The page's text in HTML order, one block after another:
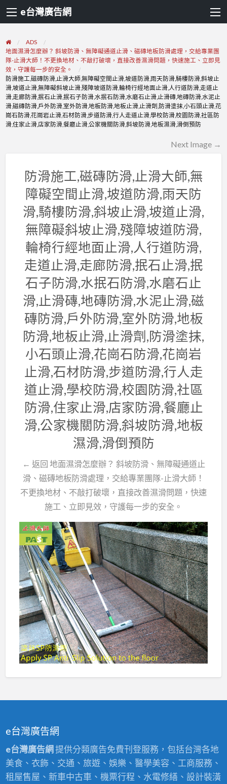
e台灣廣告網
ADS
地面濕滑怎麼辦？ 斜坡防滑、無障礙通道止滑、磁磚地板防滑處理，交給專業團
隊-止滑大師！不更換地材、不敲打破壞，直接改善濕滑問題，快速施工、立即見
效，守護每一步的安全。
防滑施工,磁磚防滑,止滑大師,無障礙空間止滑,坡道防滑,雨天防滑,騎樓防滑,斜坡止
滑,坡道止滑,無障礙斜坡止滑,殘障坡道防滑,輪椅行經地面止滑,人行道防滑,走道止
滑,走廊防滑,抿石止滑,抿石子防滑,水抿石防滑,水磨石止滑,止滑磚,地磚防滑,水泥止
滑,磁磚防滑,戶外防滑,室外防滑,地板防滑,地板止滑,止滑劑,防滑塗抹,小石頭止滑,花
崗石防滑,花崗岩止滑,石材防滑,步道防滑,行人走道止滑,學校防滑,校園防滑,社區防
滑,住家止滑,店家防滑,餐廳止滑,公家機關防滑,斜坡防滑,地板濕滑,滑倒預防
Next Image →
防滑施工,磁磚防滑,止滑大師,無
障礙空間止滑,坡道防滑,雨天防
滑,騎樓防滑,斜坡止滑,坡道止滑,
無障礙斜坡止滑,殘障坡道防滑,
輪椅行經地面止滑,人行道防滑,
走道止滑,走廊防滑,抿石止滑,抿
石子防滑,水抿石防滑,水磨石止
滑,止滑磚,地磚防滑,水泥止滑,磁
磚防滑,戶外防滑,室外防滑,地板
防滑,地板止滑,止滑劑,防滑塗抹,
小石頭止滑,花崗石防滑,花崗岩
止滑,石材防滑,步道防滑,行人走
道止滑,學校防滑,校園防滑,社區
防滑,住家止滑,店家防滑,餐廳止
滑,公家機關防滑,斜坡防滑,地板
濕滑,滑倒預防
← 返回 地面濕滑怎麼辦？ 斜坡防滑、無障礙通道止
滑、磁磚地板防滑處理，交給專業團隊-止滑大師！
不更換地材、不敲打破壞，直接改善濕滑問題，快速
施工、立即見效，守護每一步的安全。
e台灣廣告網
e台灣廣告網提供分類廣告免費刊登服務，包括台灣各地
美食、衣飾、交通、旅遊、娛樂、醫學美容、工商服務、
租屋售屋、新車中古車、機票行程、水電修繕、設計裝潢